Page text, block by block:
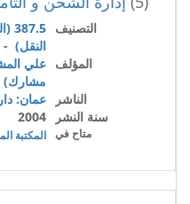
التصنيف
النقل)
المؤلف علي
مشارك)
الناشر
عمان:
سنة النشر
2004
متاح في المكتبة